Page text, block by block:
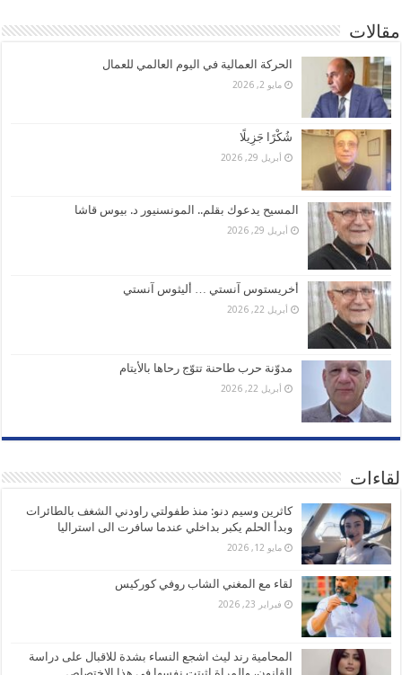
مقالات
الحركة العمالية في اليوم العالمي للعمال
مايو 2, 2026
شُكْرًا جَزِيلًا
أبريل 29, 2026
المسيح يدعوك بقلم.. المونسنيور د. بيوس قاشا
أبريل 29, 2026
أخريستوس آنستي … أليثوس آنستي
أبريل 22, 2026
مدوّنة حرب طاحنة تتوّج رحاها بالأيتام
أبريل 22, 2026
لقاءات
كاثرين وسيم دنو: منذ طفولتي راودني الشغف بالطائرات
وبدأ الحلم يكبر بداخلي عندما سافرت الى استراليا
مايو 12, 2026
لقاء مع المغني الشاب روفي كوركيس
فبراير 23, 2026
المحامية رند ليث اشجع النساء بشدة للاقبال على دراسة